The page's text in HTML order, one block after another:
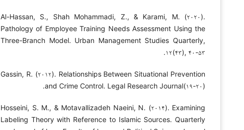
Al-Hassan, S., Shah Mohammadi, Z., & Karami, M. (۲۰۲۰).
Pathology of Employee Training Needs Assessment Using the
Three-Branch Model. Urban Management Studies Quarterly,
۱۲(۴۳), ۴۰-۵۳.
Gassin, R. (۲۰۱۲). Relationships Between Situational Prevention
and Crime Control. Legal Research Journal(۱۹-۲۰).
Hosseini, S. M., & Motavallizadeh Naeini, N. (۲۰۱۴). Examining
Labeling Theory with Reference to Islamic Sources. Quarterly